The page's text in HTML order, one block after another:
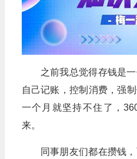
之前我总觉得存钱是
自己记账，控制消费，强
一个月就坚持不住了，
来。
同事朋友们都在攒钱